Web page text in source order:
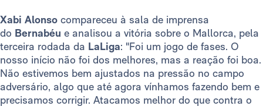
Xabi Alonso compareceu à sala de imprensa
do Bernabéu e analisou a vitória sobre o Mallorca, pela
terceira rodada da LaLiga: "Foi um jogo de fases. O
nosso início não foi dos melhores, mas a reação foi boa.
Não estivemos bem ajustados na pressão no campo
adversário, algo que até agora vínhamos fazendo bem e
precisamos corrigir. Atacamos melhor do que contra o